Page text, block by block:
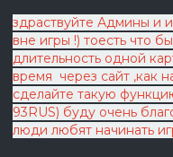
здраствуйте Админы и
вне игры !) тоесть что
длительность одной
время через сайт ,как
сделайте такую
93RUS) буду очень
люди любят начинать